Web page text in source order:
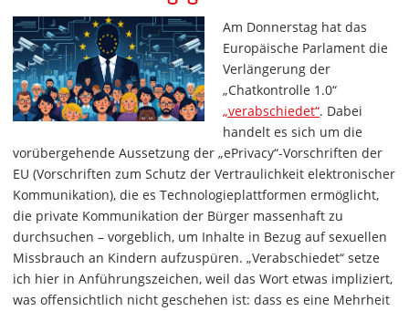
Am Donnerstag hat das
Europäische Parlament die
Verlängerung der
„Chatkontrolle 1.0“
„verabschiedet“. Dabei
handelt es sich um die
vorübergehende Aussetzung der „ePrivacy“-Vorschriften der
EU (Vorschriften zum Schutz der Vertraulichkeit elektronischer
Kommunikation), die es Technologieplattformen ermöglicht,
die private Kommunikation der Bürger massenhaft zu
durchsuchen – vorgeblich, um Inhalte in Bezug auf sexuellen
Missbrauch an Kindern aufzuspüren. „Verabschiedet“ setze
ich hier in Anführungszeichen, weil das Wort etwas impliziert,
was offensichtlich nicht geschehen ist: dass es eine Mehrheit